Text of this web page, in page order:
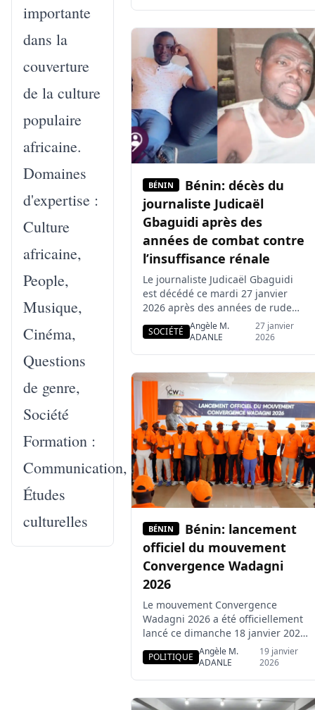
importante
dans la
couverture
de la culture
populaire
africaine.
Domaines
d'expertise :
Culture
africaine,
People,
Musique,
Cinéma,
Questions
de genre,
Société
Formation :
Communication,
Études
culturelles
depuis sa création par CANAL+
Bénin, l’événement confirme son
ambition de faire du Bénin un
carrefour du cinéma féminin
africain […]
BÉNIN
Bénin: décès du
journaliste Judicaël
Gbaguidi après des
années de combat contre
l’insuffisance rénale
Le journaliste Judicaël Gbaguidi
est décédé ce mardi 27 janvier
2026 après des années de rude
combat contre l’insuffisance
rénale. Sa mort a été annoncée
Gbaguidi n’est plus. Le journaliste
est décédé après des années de
combat contre l’insuffisance
rénale. « Mardi sombre, Notre
frère s’en […]
SOCIÉTÉ Angèle M.
ADANLE
27 janvier
2026
BÉNIN
Bénin: lancement
officiel du mouvement
Convergence Wadagni
2026
Le mouvement Convergence
Wadagni 2026 a été officiellement
lancé ce dimanche 18 janvier 2026.
Une cérémonie fondatrice au
cours de laquelle, les initiateurs
faveur de Romuald Wadagni,
POLITIQUE Angèle M.
ADANLE
19 janvier
2026